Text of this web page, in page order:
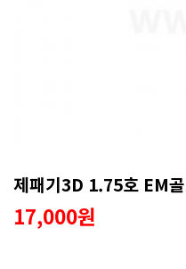
제패기3D 1.75호 EM
17,000원